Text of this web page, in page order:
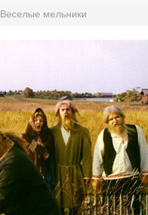
Веселые мельники